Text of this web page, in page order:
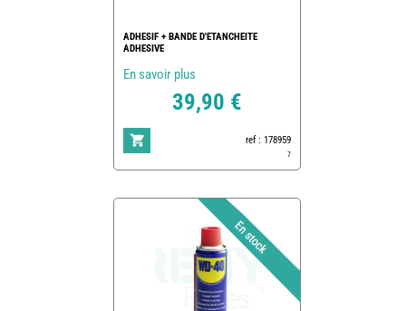
ADHESIF + BANDE D'ETANCHEITE
ADHESIVE
En savoir plus
39,90 €
ref : 178959
7